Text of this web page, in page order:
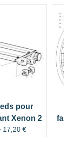
pour
Xenon 2
17,20 €